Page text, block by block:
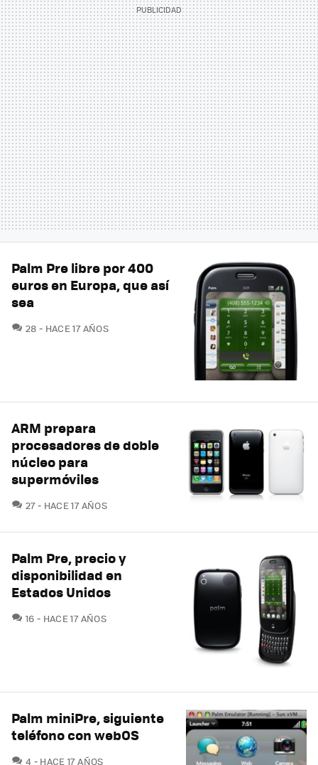
Palm Pre libre por 400
euros en Europa, que así
sea
28 COMENTARIOS
HACE 17 AÑOS
ARM prepara
procesadores de doble
núcleo para
supermóviles
27COMENTARIOS
HACE 17 AÑOS
Palm Pre, precio y
disponibilidad en
Estados Unidos
16 COMENTARIOS
HACE 17 AÑOS
Palm miniPre, siguiente
teléfono con webOS
4 COMENTARIOS
HACE 17 AÑOS